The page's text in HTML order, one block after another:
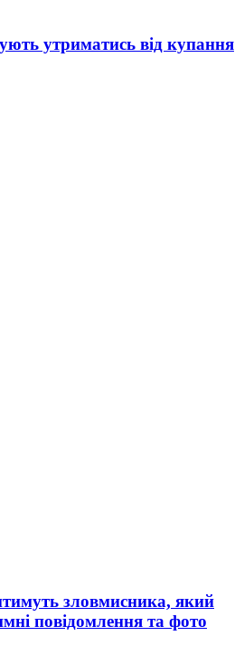
утриматись від купання
зловмисника, який
повідомлення та фото